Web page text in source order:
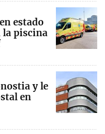
estado
la piscina
y le
en